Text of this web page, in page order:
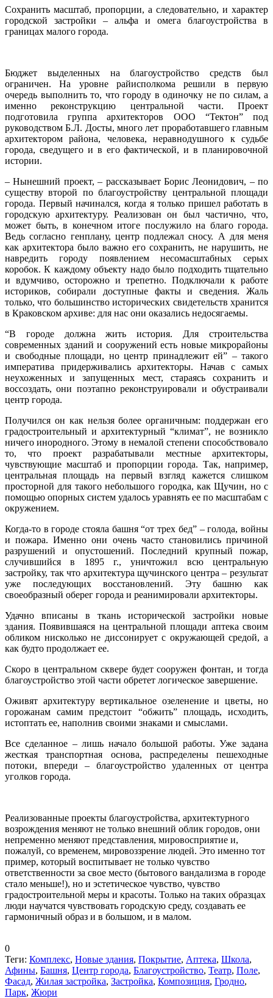
Сохранить масштаб, пропорции, а следовательно, и характер
городской застройки – альфа и омега благоустройства в
границах малого города.
Бюджет выделенных на благоустройство средств был
ограничен. На уровне райисполкома решили в первую
очередь выполнить то, что городу в одиночку не по силам, а
именно реконструкцию центральной части. Проект
подготовила группа архитекторов ООО “Тектон” под
руководством Б.Л. Досты, много лет проработавшего главным
архитектором района, человека, неравнодушного к судьбе
города, сведущего и в его фактической, и в планировочной
истории.
– Нынешний проект, – рассказывает Борис Леонидович, – по
существу второй по благоустройству центральной площади
города. Первый начинался, когда я только пришел работать в
городскую архитектуру. Реализован он был частично, что,
может быть, в конечном итоге послужило на благо города.
Ведь согласно генплану, центр подлежал сносу. А для меня
как архитектора было важно его сохранить, не нарушить, не
навредить городу появлением несомасштабных серых
коробок. К каждому объекту надо было подходить тщательно
и вдумчиво, осторожно и трепетно. Подключали к работе
историков, собирали доступные факты и сведения. Жаль
только, что большинство исторических свидетельств хранится
в Краковском архиве: для нас они оказались недосягаемы.
“В городе должна жить история. Для строительства
современных зданий и сооружений есть новые микрорайоны
и свободные площади, но центр принадлежит ей” – такого
императива придерживались архитекторы. Начав с самых
неухоженных и запущенных мест, стараясь сохранить и
воссоздать, они поэтапно реконструировали и обустраивали
центр города.
Получился он как нельзя более органичным: поддержан его
градостроительный и архитектурный “климат”, не возникло
ничего инородного. Этому в немалой степени способствовало
то, что проект разрабатывали местные архитекторы,
чувствующие масштаб и пропорции города. Так, например,
центральная площадь на первый взгляд кажется слишком
просторной для такого небольшого городка, как Щучин, но с
помощью опорных систем удалось уравнять ее по масштабам с
окружением.
Когда-то в городе стояла башня “от трех бед” – голода, войны
и пожара. Именно они очень часто становились причиной
разрушений и опустошений. Последний крупный пожар,
случившийся в 1895 г., уничтожил всю центральную
застройку, так что архитектура щучинского центра – результат
уже последующих восстановлений. Эту башню как
своеобразный оберег города и реанимировали архитекторы.
Удачно вписаны в ткань исторической застройки новые
здания. Появившаяся на центральной площади аптека своим
обликом нисколько не диссонирует с окружающей средой, а
как будто продолжает ее.
Скоро в центральном сквере будет сооружен фонтан, и тогда
благоустройство этой части обретет логическое завершение.
Оживят архитектуру вертикальное озеленение и цветы, но
горожанам самим предстоит “обжить” площадь, исходить,
истоптать ее, наполнив своими знаками и смыслами.
Все сделанное – лишь начало большой работы. Уже задана
жесткая транспортная основа, распределены пешеходные
потоки, впереди – благоустройство удаленных от центра
уголков города.
Реализованные проекты благоустройства, архитектурного
возрождения меняют не только внешний облик городов, они
непременно меняют представления, мировосприятие и,
пожалуй, со временем, мировоззрение людей. Это именно тот
пример, который воспитывает не только чувство
ответственности за свое место (бытового вандализма в городе
стало меньше!), но и эстетическое чувство, чувство
градостроительной меры и красоты. Только на таких образцах
люди научатся чувствовать городскую среду, создавать ее
гармоничный образ и в большом, и в малом.
0
Теги: Комплекс, Новые здания, Покрытие, Аптека, Школа,
Афины, Башня, Центр города, Благоустройство, Театр, Поле,
Фасад, Жилая застройка, Застройка, Композиция, Гродно,
Парк, Жюри